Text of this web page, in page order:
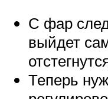
С фар
выйдет
Теперь